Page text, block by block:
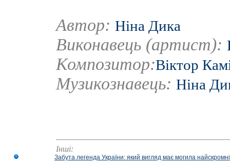
Автор: Ніна Дика
Виконавець (артист):
Композитор:Віктор
Музикознавець: Ніна
Інші:
Забута легенда України: який вигляд має могила